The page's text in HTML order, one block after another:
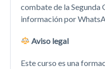
combate de la Segunda
información por
Aviso legal
Este curso es una